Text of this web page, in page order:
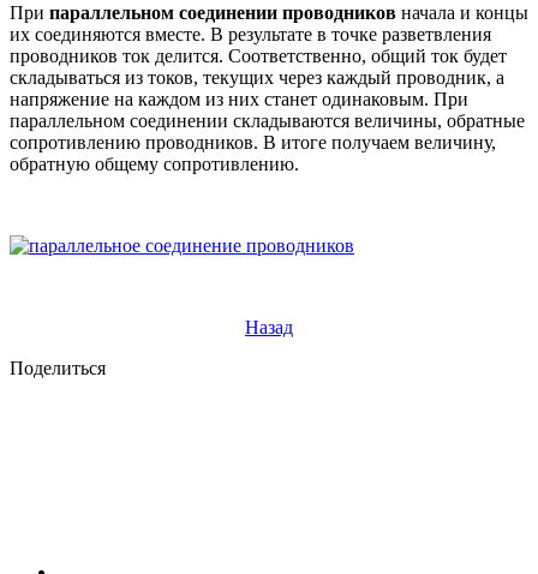
При параллельном соединении проводников начала и концы
их соединяются вместе. В результате в точке разветвления
проводников ток делится. Соответственно, общий ток будет
складываться из токов, текущих через каждый проводник, а
напряжение на каждом из них станет одинаковым. При
параллельном соединении складываются величины, обратные
сопротивлению проводников. В итоге получаем величину,
обратную общему сопротивлению.
Назад
Поделиться